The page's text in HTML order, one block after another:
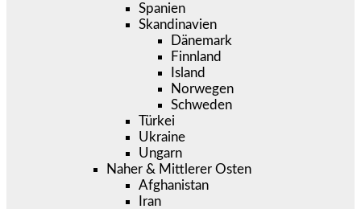
Spanien
Skandinavien
Dänemark
Finnland
Island
Norwegen
Schweden
Türkei
Ukraine
Ungarn
Naher & Mittlerer Osten
Afghanistan
Iran